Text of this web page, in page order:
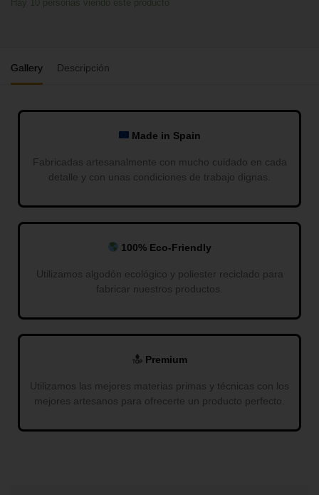
Hay personas viendo este producto
Gallery Descripción
Made in Spain
Fabricadas artesanalmente con mucho cuidado en cada
detalle y con unas condiciones de trabajo dignas.
100% Eco-Friendly
Utilizamos algodón ecológico y poliester reciclado para
fabricar nuestros productos.
Premium
Utilizamos las mejores materias primas y técnicas con los
mejores artesanos para ofrecerte un producto perfecto.